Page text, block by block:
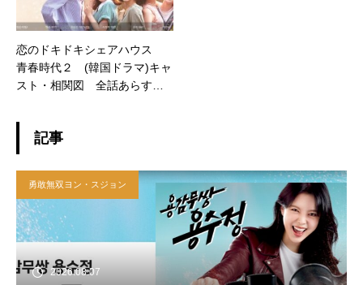
恋のドキドキシェアハウス
青春時代２ (韓国ドラマ)キャ
スト・相関図 全話あらすじ
記事
勇敢無双ヨン・スジョン
2026.08.07